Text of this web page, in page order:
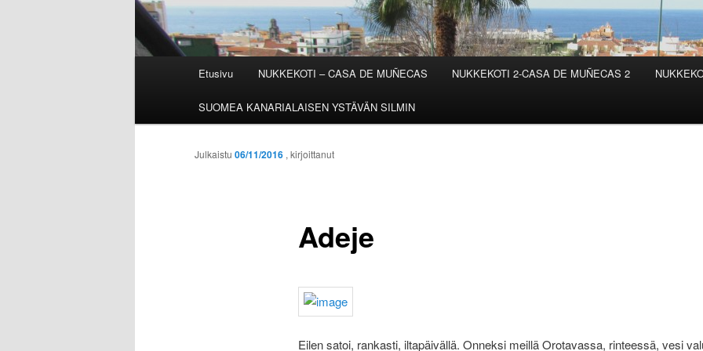
Etusivu NUKKEKOTI – CASA DE MUÑECAS NUKKEKOTI 2-CASA DE MUÑECAS 2
SUOMEA KANARIALAISEN YSTÄVÄN SILMIN
Adeje
Julkaistu 06/11/2016 , kirjoittanut
Eilen satoi, rankasti, iltapäivällä. Onneksi meillä Orotavassa, rinteessä, vesi